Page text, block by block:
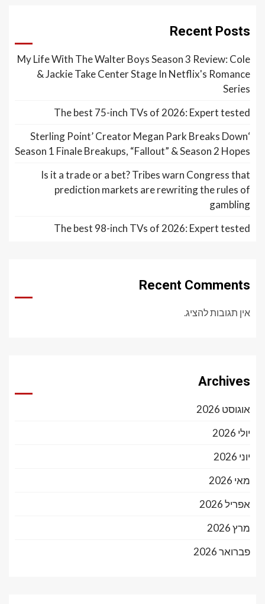
Recent Posts
My Life With The Walter Boys Season 3 Review: Cole
& Jackie Take Center Stage In Netflix's Romance
Series
The best 75-inch TVs of 2026: Expert tested
‘Sterling Point’ Creator Megan Park Breaks Down
Season 1 Finale Breakups, “Fallout” & Season 2 Hopes
Is it a trade or a bet? Tribes warn Congress that
prediction markets are rewriting the rules of
gambling
The best 98-inch TVs of 2026: Expert tested
Recent Comments
אין תגובות להציג.
Archives
אוגוסט 2026
יולי 2026
יוני 2026
מאי 2026
אפריל 2026
מרץ 2026
פברואר 2026